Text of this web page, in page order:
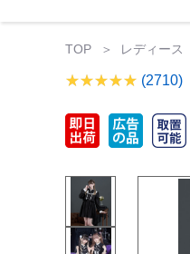
TOP レディース
(2710)